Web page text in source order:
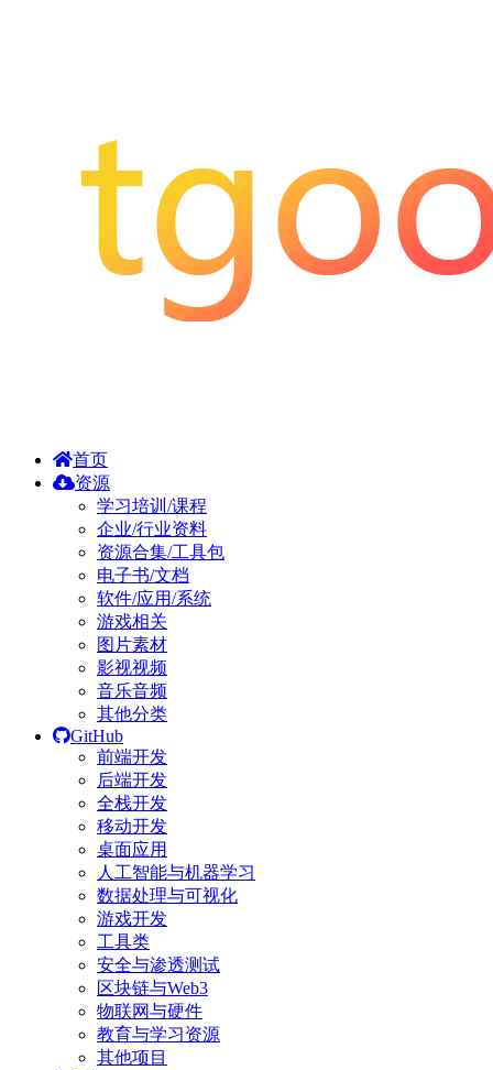
首页
资源
学习培训/课程
企业/行业资料
资源合集/工具包
电子书/文档
软件/应用/系统
游戏相关
图片素材
影视视频
音乐音频
其他分类
GitHub
前端开发
后端开发
全栈开发
移动开发
桌面应用
人工智能与机器学习
数据处理与可视化
游戏开发
工具类
安全与渗透测试
区块链与Web3
物联网与硬件
教育与学习资源
其他项目